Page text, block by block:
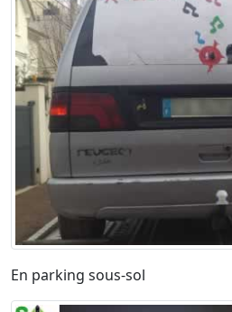
En parking sous-sol